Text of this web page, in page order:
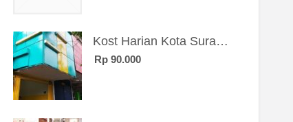
Kost Harian Kota Surabaya “Sierra Kost”
Rp 90.000